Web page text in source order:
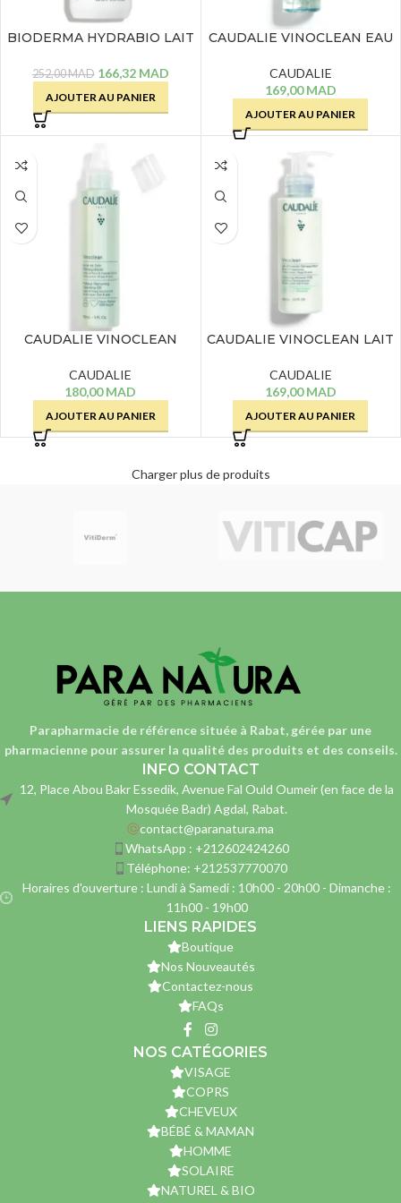
BIODERMA HYDRABIO LAIT
250 ML
252,00MAD 166,32 MAD
AJOUTER AU PANIER
CAUDALIE VINOCLEAN EAU
DEMAQUILLANE – 200 ML
CAUDALIE
169,00MAD
AJOUTER AU PANIER
CAUDALIE VINOCLEAN
DEMAQUILLANTE – 150 ML
CAUDALIE
180,00MAD
AJOUTER AU PANIER
CAUDALIE VINOCLEAN LAIT
DOUCEUR – 200 ML
CAUDALIE
169,00MAD
AJOUTER AU PANIER
Charger plus de produits
Parapharmacie de référence située à Rabat, gérée par une
pharmaciennepour assurer la qualité des produits et des conseils.
INFO CONTACT
12, Place Abou Bakr Essedik, Avenue Fal Ould Oumeir (en face de la
Mosquée Badr) Agdal, Rabat.
contact@paranatura.ma
WhatsApp : +212602424260
Téléphone: +212537770070
Horaires d'ouverture : Lundi à Samedi : 10h00 - 20h00 - Dimanche :
11h00 - 19h00
LIENS RAPIDES
Boutique
Nos Nouveautés
Contactez-nous
FAQs
NOS CATÉGORIES
VISAGE
COPRS
CHEVEUX
BÉBÉ & MAMAN
HOMME
SOLAIRE
NATUREL & BIO